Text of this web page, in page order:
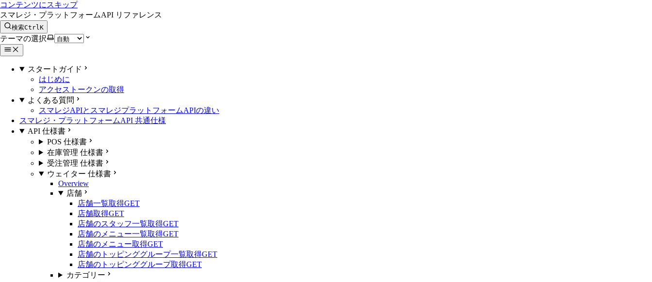
コンテンツにスキップ
スマレジ・プラットフォームAPI リファレンス
検索CtrlK
テーマの選択
スタートガイド
はじめに
アクセストークンの取得
よくある質問
スマレジAPIとスマレジプラットフォームAPIの違い
スマレジ・プラットフォームAPI 共通仕様
API 仕様書
POS 仕様書
在庫管理 仕様書
受注管理 仕様書
ウェイター 仕様書
Overview
店舗
店舗一覧取得GET
店舗取得GET
店舗のスタッフ一覧取得GET
店舗のメニュー一覧取得GET
店舗のメニュー取得GET
店舗のトッピンググループ一覧取得GET
店舗のトッピンググループ取得GET
カテゴリー